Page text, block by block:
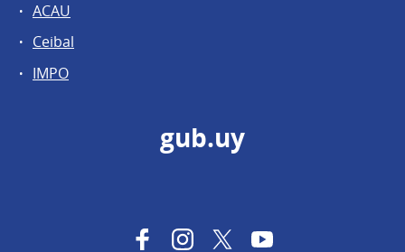
ACAU
Ceibal
IMPO
gub.uy
FacebookInstagram
TwitterYouTube